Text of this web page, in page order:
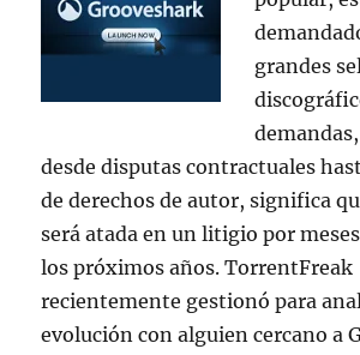
grandes
desde disputas contractuales
de derechos de autor, significa
será atada en un litigio por
los próximos años. TorrentFreak
recientemente gestionó para
evolución con alguien cercano a